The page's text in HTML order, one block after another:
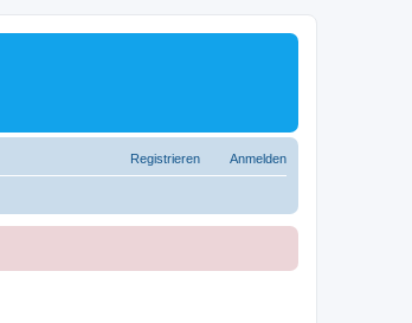
Anmelden
Registrieren